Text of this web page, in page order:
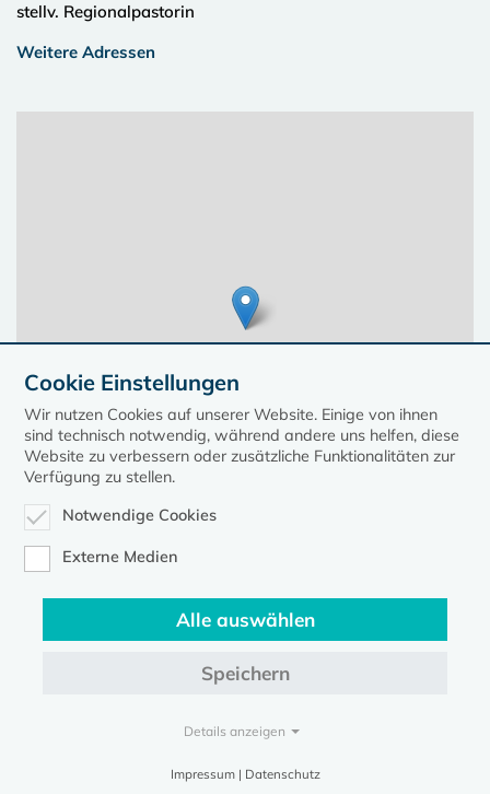
stellv. Regionalpastorin
Weitere Adressen
Diese Seite gehört zum Portalkirche-mv.de
Evangelische Kirche in Mecklenburg-Vorpommern © 2026
Cookie Einstellungen
Wir nutzen Cookies auf unserer Website. Einige von ihnen
sind technisch notwendig, während andere uns helfen, diese
Website zu verbessern oder zusätzliche Funktionalitäten zur
Verfügung zu stellen.
Notwendige Cookies
Externe Medien
Alle auswählen
Speichern
Details anzeigen
Impressum | Datenschutz